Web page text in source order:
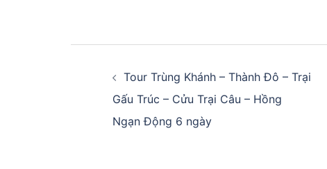
hướngTour Trùng Khánh – Thành Đô – Trại
Gấu Trúc – Cửu Trại Câu – Hồng
Ngạn Động 6 ngày